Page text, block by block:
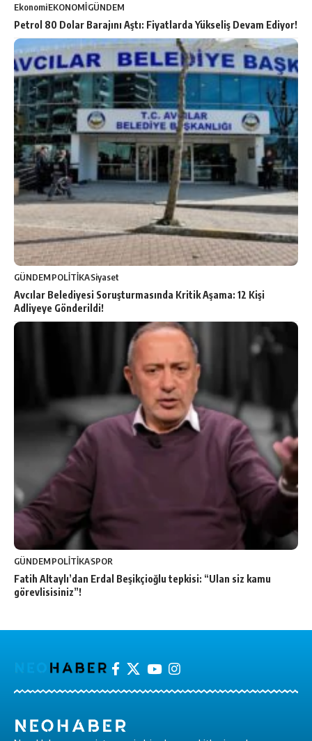
EkonomiEKONOMİGÜNDEM
Petrol 80 Dolar Barajını Aştı: Fiyatlarda Yükseliş Devam Ediyor!
GÜNDEMPOLİTİKASiyaset
Avcılar Belediyesi Soruşturmasında Kritik Aşama: 12 Kişi
Adliyeye Gönderildi!
GÜNDEMPOLİTİKASPOR
Fatih Altaylı’dan Erdal Beşikçioğlu tepkisi: “Ulan siz kamu
görevlisisiniz”!